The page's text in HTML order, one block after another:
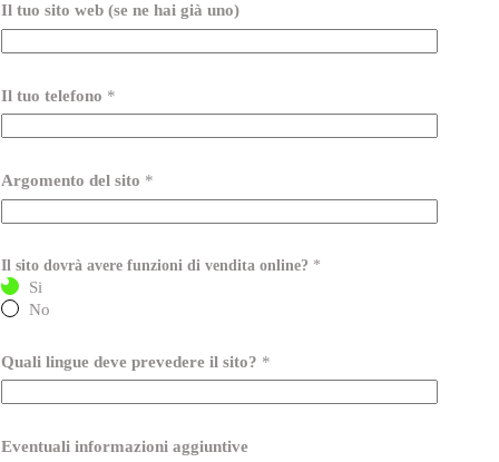
Il tuo sito web (se ne hai già uno)
Il tuo telefono *
Argomento del sito *
Il sito dovrà avere funzioni di vendita online? *
Si
No
Quali lingue deve prevedere il sito? *
Eventuali informazioni aggiuntive